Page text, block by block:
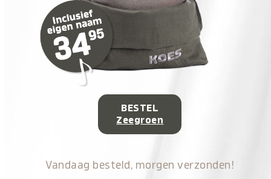
BESTEL
Zeegroen
Vandaag besteld, morgen verzonden!